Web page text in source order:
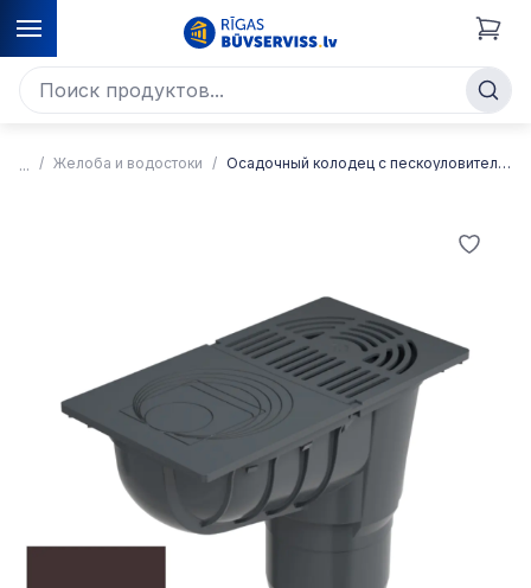
Желоба и водостоки Осадочный колодец с пескоуловителем 50/110